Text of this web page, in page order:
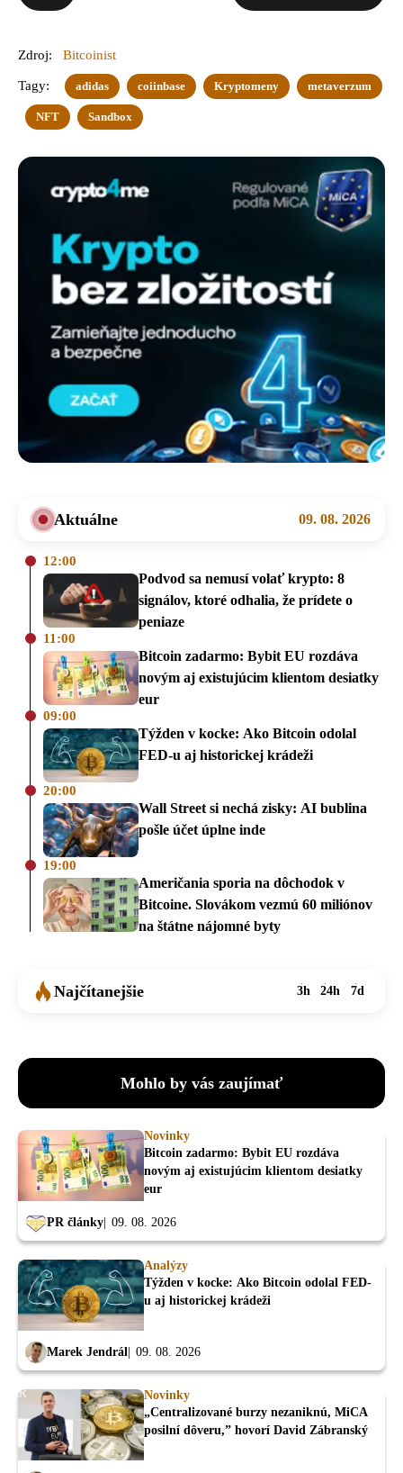
Zdroj: Bitcoinist
Tagy: adidas coiinbase Kryptomeny metaverzum
NFT Sandbox
Aktuálne 09. 08. 2026
12:00
Podvod sa nemusí volať krypto: 8
signálov, ktoré odhalia, že prídete o
peniaze
11:00
Bitcoin zadarmo: Bybit EU rozdáva
novým aj existujúcim klientom desiatky
eur
09:00
Týžden v kocke: Ako Bitcoin odolal
FED-u aj historickej krádeži
20:00
Wall Street si nechá zisky: AI bublina
pošle účet úplne inde
19:00
Američania sporia na dôchodok v
Bitcoine. Slovákom vezmú 60 miliónov
na štátne nájomné byty
Najčítanejšie 3h 24h 7d
Mohlo by vás zaujímať
Novinky
Bitcoin zadarmo: Bybit EU rozdáva
novým aj existujúcim klientom desiatky
eur
PR články 09. 08. 2026
Analýzy
Týžden v kocke: Ako Bitcoin odolal FED-
u aj historickej krádeži
Marek Jendrál 09. 08. 2026
Novinky
„Centralizované burzy nezaniknú, MiCA
posilní dôveru,” hovorí David Zábranský